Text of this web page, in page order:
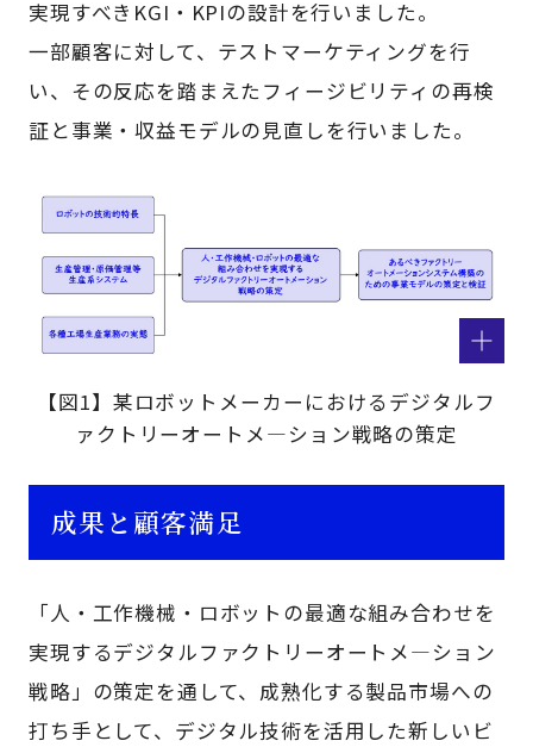
実現すべきKGI・KPIの設計を行いました。
一部顧客に対して、テストマーケティングを行
い、その反応を踏まえたフィージビリティの再検
証と事業・収益モデルの見直しを行いました。
【図1】某ロボットメーカーにおけるデジタルフ
ァクトリーオートメ―ション戦略の策定
成果と顧客満足
「人・工作機械・ロボットの最適な組み合わせを
実現するデジタルファクトリーオートメ―ション
戦略」の策定を通して、成熟化する製品市場への
打ち手として、デジタル技術を活用した新しいビ